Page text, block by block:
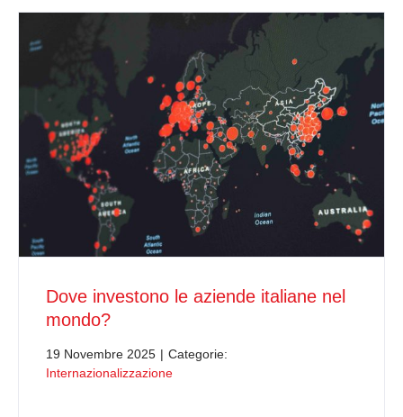
Dove investono le aziende italiane nel
mondo?
19 Novembre 2025 | Categorie:
Internazionalizzazione